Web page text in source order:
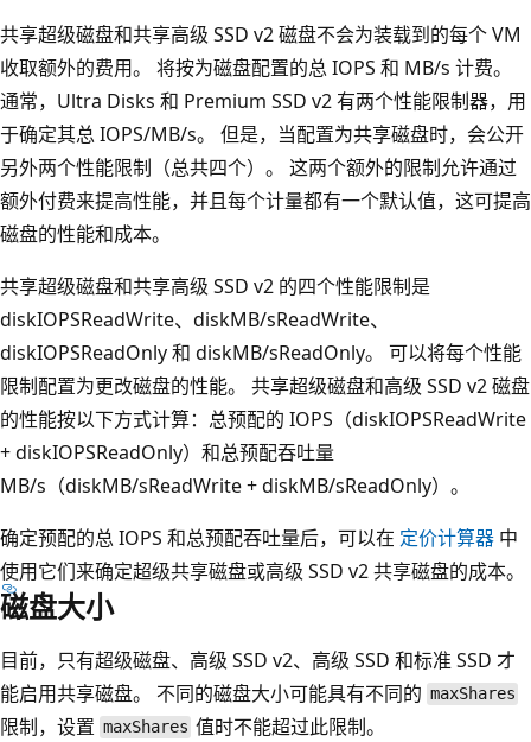
共享超级磁盘和共享高级 SSD v2 磁盘不会为装载到的每个 VM
收取额外的费用。 将按为磁盘配置的总 IOPS 和 MB/s 计费。
通常，Ultra Disks 和 Premium SSD v2 有两个性能限制器，用
于确定其总 IOPS/MB/s。 但是，当配置为共享磁盘时，会公开
另外两个性能限制（总共四个）。 这两个额外的限制允许通过
额外付费来提高性能，并且每个计量都有一个默认值，这可提高
磁盘的性能和成本。
共享超级磁盘和共享高级 SSD v2 的四个性能限制是
diskIOPSReadWrite、diskMB/sReadWrite、
diskIOPSReadOnly 和 diskMB/sReadOnly。 可以将每个性能
限制配置为更改磁盘的性能。 共享超级磁盘和高级 SSD v2 磁盘
的性能按以下方式计算：总预配的 IOPS（diskIOPSReadWrite
+ diskIOPSReadOnly）和总预配吞吐量
MB/s（diskMB/sReadWrite + diskMB/sReadOnly）。
确定预配的总 IOPS 和总预配吞吐量后，可以在 定价计算器 中
使用它们来确定超级共享磁盘或高级 SSD v2 共享磁盘的成本。
磁盘大小
目前，只有超级磁盘、高级 SSD v2、高级 SSD 和标准 SSD 才
能启用共享磁盘。 不同的磁盘大小可能具有不同的 maxShares
限制，设置 maxShares 值时不能超过此限制。